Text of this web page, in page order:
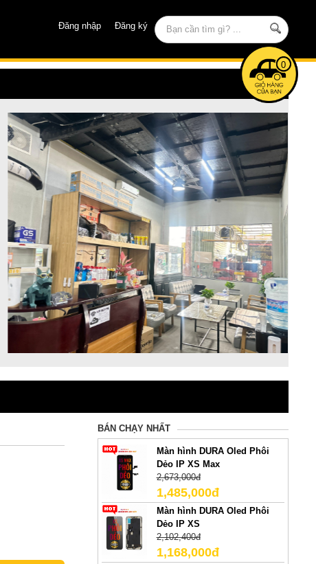
Đăng nhập Đăng ký
0
BÁN CHẠY NHẤT
Màn hình DURA Oled Phôi
Dẻo IP XS Max
2,673,000đ
1,485,000đ
Màn hình DURA Oled Phôi
Dẻo IP XS
2,102,400đ
1,168,000đ